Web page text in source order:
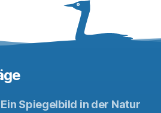
Spiegelbild in der Natur